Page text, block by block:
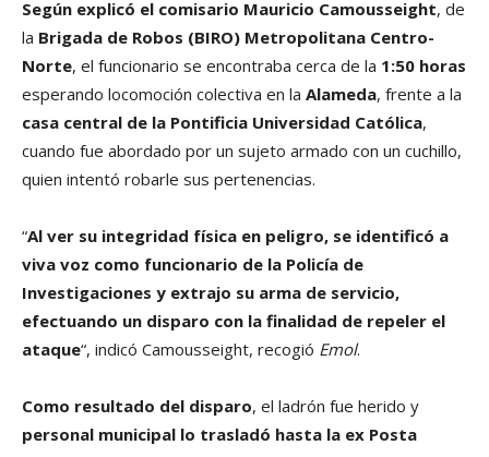
Según explicó el comisario Mauricio Camousseight, de
la Brigada de Robos (BIRO) Metropolitana Centro-
Norte, el funcionario se encontraba cerca de la 1:50 horas
esperando locomoción colectiva en la Alameda, frente a la
casa central de la Pontificia Universidad Católica,
cuando fue abordado por un sujeto armado con un cuchillo,
quien intentó robarle sus pertenencias.
“Al ver su integridad física en peligro, se identificó a
viva voz como funcionario de la Policía de
Investigaciones y extrajo su arma de servicio,
efectuando un disparo con la finalidad de repeler el
ataque“, indicó Camousseight, recogió Emol.
Como resultado del disparo, el ladrón fue herido y
personal municipal lo trasladó hasta la ex Posta